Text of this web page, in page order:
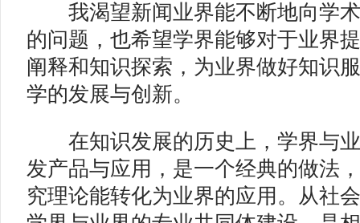
我渴望新闻业界能不断地向学术
的问题，也希望学界能够对于业界
阐释和知识探索，为业界做好知识
学的发展与创新。
在知识发展的历史上，学界与业
发产品与应用，是一个经典的做法
究理论能转化为业界的应用。从社